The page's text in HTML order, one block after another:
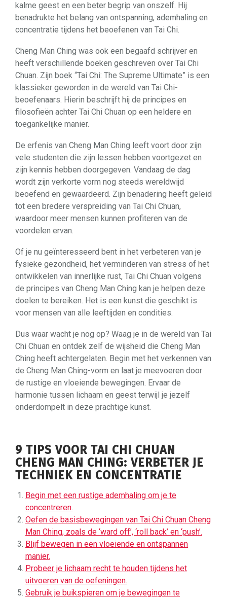
kalme geest en een beter begrip van onszelf. Hij
benadrukte het belang van ontspanning, ademhaling en
concentratie tijdens het beoefenen van Tai Chi.
Cheng Man Ching was ook een begaafd schrijver en
heeft verschillende boeken geschreven over Tai Chi
Chuan. Zijn boek “Tai Chi: The Supreme Ultimate” is een
klassieker geworden in de wereld van Tai Chi-
beoefenaars. Hierin beschrijft hij de principes en
filosofieën achter Tai Chi Chuan op een heldere en
toegankelijke manier.
De erfenis van Cheng Man Ching leeft voort door zijn
vele studenten die zijn lessen hebben voortgezet en
zijn kennis hebben doorgegeven. Vandaag de dag
wordt zijn verkorte vorm nog steeds wereldwijd
beoefend en gewaardeerd. Zijn benadering heeft geleid
tot een bredere verspreiding van Tai Chi Chuan,
waardoor meer mensen kunnen profiteren van de
voordelen ervan.
Of je nu geïnteresseerd bent in het verbeteren van je
fysieke gezondheid, het verminderen van stress of het
ontwikkelen van innerlijke rust, Tai Chi Chuan volgens
de principes van Cheng Man Ching kan je helpen deze
doelen te bereiken. Het is een kunst die geschikt is
voor mensen van alle leeftijden en condities.
Dus waar wacht je nog op? Waag je in de wereld van Tai
Chi Chuan en ontdek zelf de wijsheid die Cheng Man
Ching heeft achtergelaten. Begin met het verkennen van
de Cheng Man Ching-vorm en laat je meevoeren door
de rustige en vloeiende bewegingen. Ervaar de
harmonie tussen lichaam en geest terwijl je jezelf
onderdompelt in deze prachtige kunst.
9 TIPS VOOR TAI CHI CHUAN
CHENG MAN CHING: VERBETER JE
TECHNIEK EN CONCENTRATIE
Begin met een rustige ademhaling om je te
concentreren.
Oefen de basisbewegingen van Tai Chi Chuan Cheng
Man Ching, zoals de ‘ward off’, ‘roll back’ en ‘push’.
Blijf bewegen in een vloeiende en ontspannen
manier.
Probeer je lichaam recht te houden tijdens het
uitvoeren van de oefeningen.
Gebruik je buikspieren om je bewegingen te